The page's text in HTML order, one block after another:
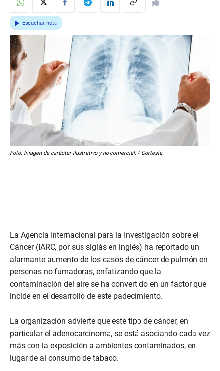
Escuchar nota
Foto: Imagen de carácter ilustrativo y no comercial. / Cortesía.
La Agencia Internacional para la Investigación sobre el
Cáncer (IARC, por sus siglás en inglés) ha reportado un
alarmante aumento de los casos de cáncer de pulmón en
personas no fumadoras, enfatizando que la
contaminación del aire se ha convertido en un factor que
incide en el desarrollo de este padecimiento.
La organización advierte que este tipo de cáncer, en
particular el adenocarcinoma, se está asociando cada vez
más con la exposición a ambientes contaminados, en
lugar de al consumo de tabaco.